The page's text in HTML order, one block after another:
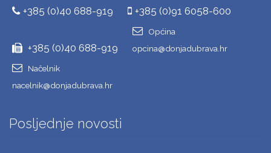
+385 (0)40 688-919
+385 (0)91 6058-600
+385 (0)40 688-919
Općina
opcina@donjadubrava.hr
Načelnik
nacelnik@donjadubrava.hr
Posljednje novosti